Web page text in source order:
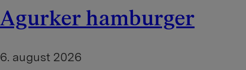
Agurker hamburger
6. august 2026